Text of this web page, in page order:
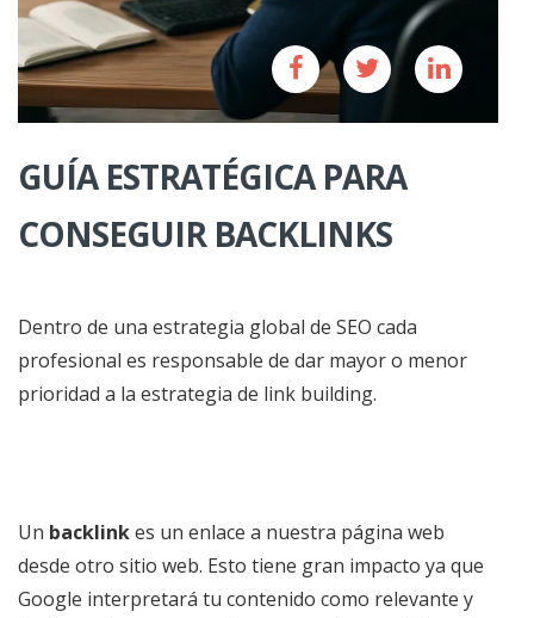
GUÍA ESTRATÉGICA PARA
CONSEGUIR BACKLINKS
Dentro de una estrategia global de SEO cada
profesional es responsable de dar mayor o menor
prioridad a la estrategia de link building.
Un backlinkes un enlace a nuestra página web
desde otro sitio web. Esto tiene gran impacto ya que
Google interpretará tu contenido como relevante y